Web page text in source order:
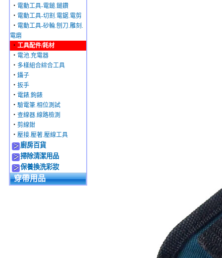
‧ 電動工具-電鎚.鎚鑽
‧ 電動工具-切割.電鋸.電剪
‧ 電動工具-砂輪.刨刀.雕刻.
電磨
‧ 工具配件/耗材
‧ 電池.充電器
‧ 多樣組合綜合工具
‧ 鑷子
‧ 扳手
‧ 電錶.鉤錶
‧ 驗電筆.相位測試
‧ 查線器.線路檢測
‧ 剪線鉗
‧ 壓接.壓著.壓線工具
廚房百貨
掃除清潔用品
保養換洗彩妝
穿帶用品